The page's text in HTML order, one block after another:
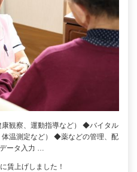
観察、運動指導など） ◆バイタル
温測定など） ◆薬などの管理、配
ータ入力 …
上げしました！